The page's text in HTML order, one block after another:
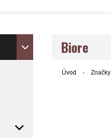
Biore
Úvod Značky